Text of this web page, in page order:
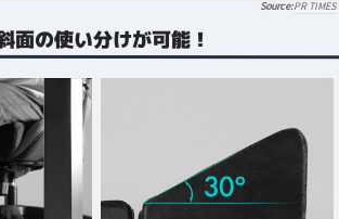
PR TIMES
面の使い分けが可能！